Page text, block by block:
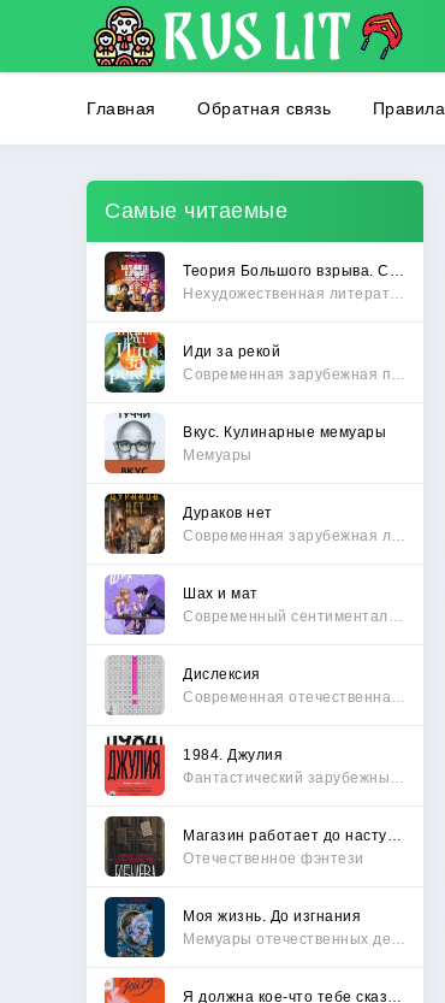
Главная Обратная связь Правила
Самые читаемые
Иди за рекой
Вкус. Кулинарные мемуары
Мемуары
Дураков нет
Шах и мат
Дислексия
1984. Джулия
Отечественное фэнтези
Моя жизнь. До изгнания